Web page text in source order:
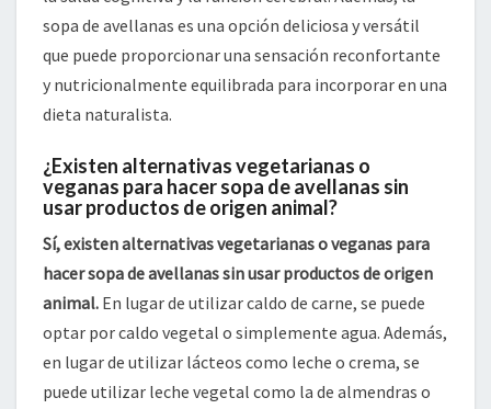
sopa de avellanas es una opción deliciosa y versátil
que puede proporcionar una sensación reconfortante
y nutricionalmente equilibrada para incorporar en una
dieta naturalista.
¿Existen alternativas vegetarianas o
veganas para hacer sopa de avellanas sin
usar productos de origen animal?
Sí, existen alternativas vegetarianas o veganas para
hacer sopa de avellanas sin usar productos de origen
animal. En lugar de utilizar caldo de carne, se puede
optar por caldo vegetal o simplemente agua. Además,
en lugar de utilizar lácteos como leche o crema, se
puede utilizar leche vegetal como la de almendras o